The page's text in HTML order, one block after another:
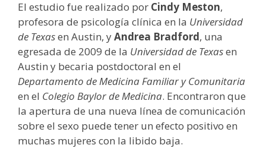
El estudio fue realizado por Cindy Meston,
profesora de psicología clínica en la Universidad
de Texasen Austin, yAndrea Bradford, una
egresada de 2009 de la Universidad de Texasen
Austin y becaria postdoctoral en el
Departamento de Medicina Familiar y Comunitaria
en el Colegio Baylor de Medicina. Encontraron que
la apertura de una nueva línea de comunicación
sobre el sexo puede tener un efecto positivo en
muchas mujeres con la libido baja.